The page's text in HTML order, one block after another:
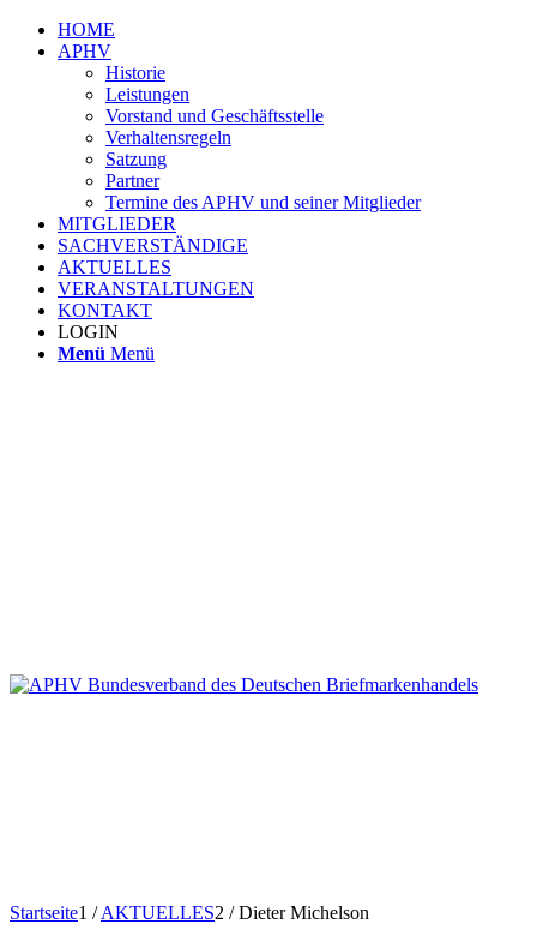
HOME
APHV
Historie
Leistungen
Vorstand und Geschäftsstelle
Verhaltensregeln
Satzung
Partner
Termine des APHV und seiner Mitglieder
MITGLIEDER
SACHVERSTÄNDIGE
AKTUELLES
VERANSTALTUNGEN
KONTAKT
LOGIN
Menü Menü
Startseite1 / AKTUELLES2 / Dieter Michelson